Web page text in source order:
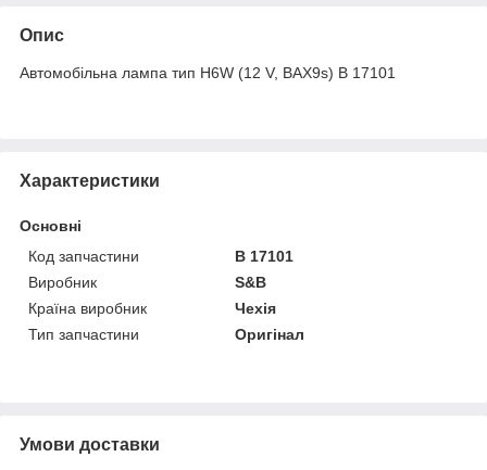
Опис
Автомобільна лампа тип H6W (12 V, BAX9s) B 17101
Характеристики
Основні
Код запчастини
B 17101
Виробник
S&B
Країна виробник
Чехія
Тип запчастини
Оригінал
Умови доставки